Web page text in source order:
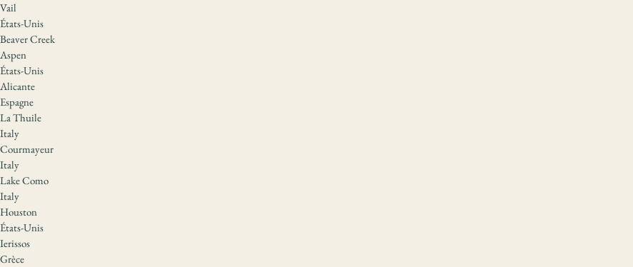
Vail
États-Unis
Beaver Creek
Aspen
États-Unis
Alicante
Espagne
La Thuile
Italy
Courmayeur
Italy
Lake Como
Italy
Houston
États-Unis
Ierissos
Grèce